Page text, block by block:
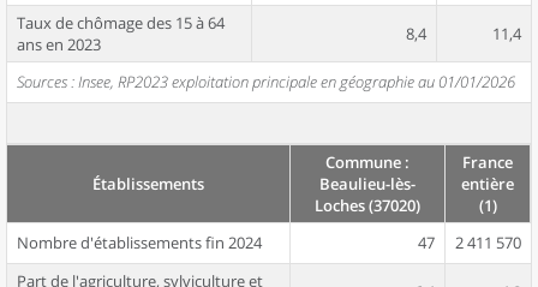
Taux de chômage des 15 à 64
ans en 2023
8,4 11,4
Sources : Insee, RP2023 exploitation principale en géographie au 01/01/2026
Établissements
Commune :
Beaulieu-lès-
Loches (37020)
France
entière
(1)
Nombre d'établissements fin 2024
47
2 411 570
Part de l'agriculture, sylviculture et